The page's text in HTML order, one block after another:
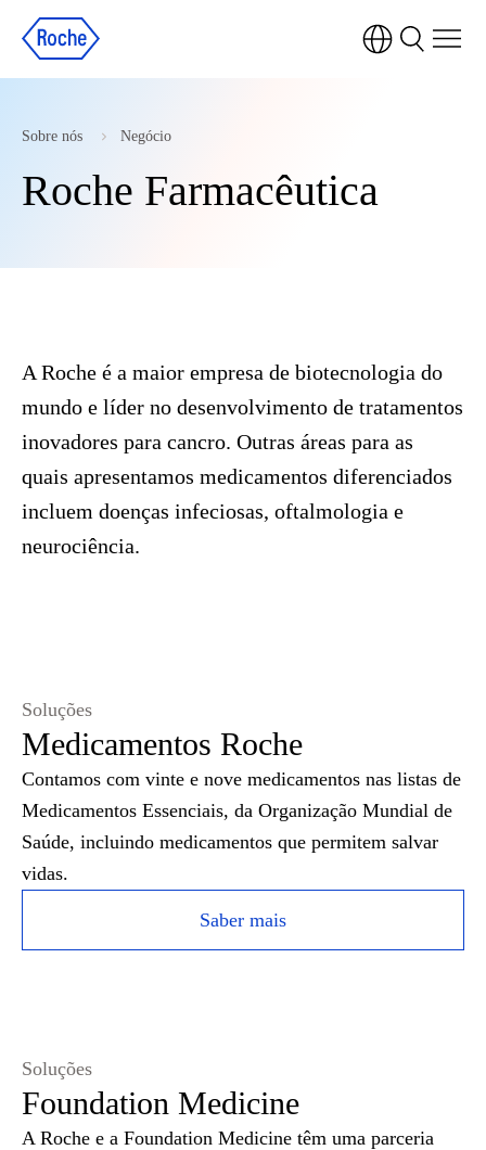
Sobre nós Negócio
Roche Farmacêutica
A Roche é a maior empresa de biotecnologia do
mundo e líder no desenvolvimento de tratamentos
inovadores para cancro. Outras áreas para as
quais apresentamos medicamentos diferenciados
incluem doenças infeciosas, oftalmologia e
neurociência.
Soluções
Medicamentos Roche
Contamos com vinte e nove medicamentos nas listas de
Medicamentos Essenciais, da Organização Mundial de
Saúde, incluindo medicamentos que permitem salvar
vidas.
Saber mais
Soluções
Foundation Medicine
A Roche e a Foundation Medicine têm uma parceria